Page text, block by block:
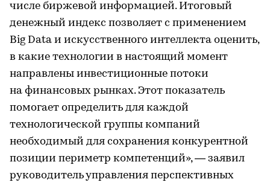
числе биржевой информацией. Итоговый
денежный индекс позволяет с применением
Big Data и искусственного интеллекта оценить,
в какие технологии в настоящий момент
направлены инвестиционные потоки
на финансовых рынках. Этот показатель
помогает определить для каждой
технологической группы компаний
необходимый для сохранения конкурентной
позиции периметр компетенций», — заявил
руководитель управления перспективных